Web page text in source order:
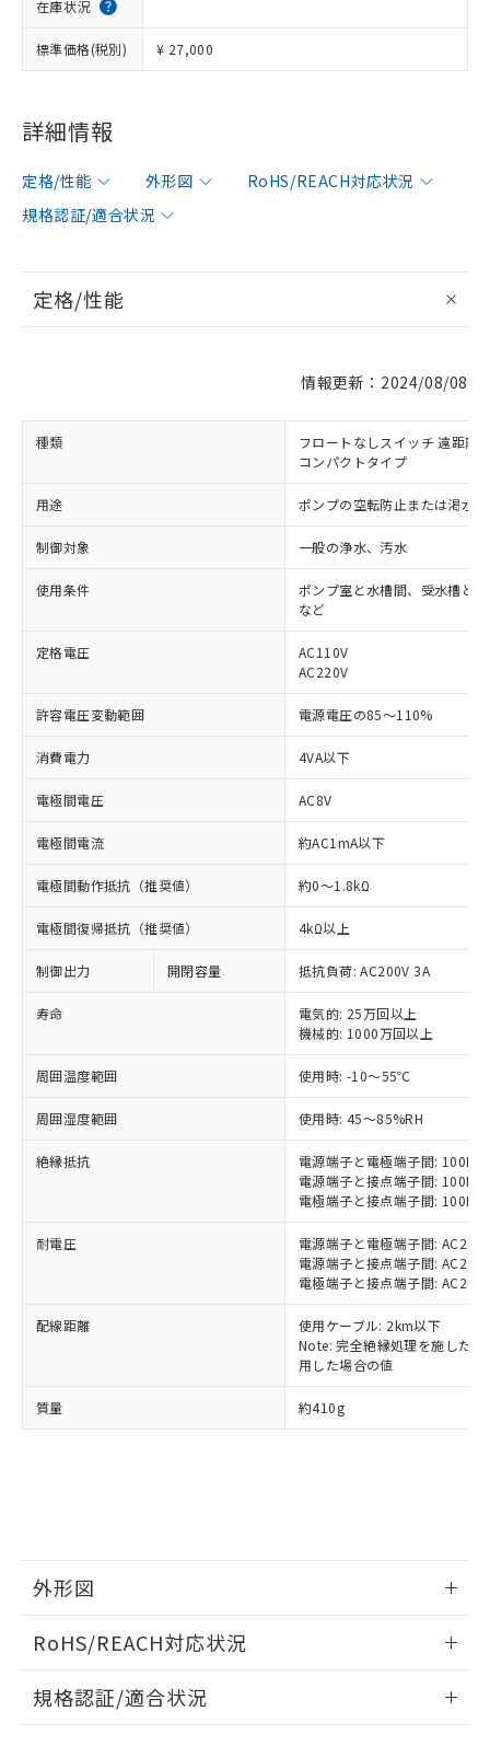
在庫状況
標準価格(税別) ¥ 27,000
詳細情報
定格/性能 外形図
RoHS/REACH対応状況
規格認証/適合状況
定格/性能
情報更新：2024/08/08
種類
フロートなしスイッチ 遠距離
コンパクトタイプ
用途 ポンプの空転防止または渇水
制御対象 一般の浄水、汚水
使用条件
ポンプ室と水槽間、受水槽と
など
定格電圧
AC110V
AC220V
許容電圧変動範囲 電源電圧の85～110%
消費電力 4VA以下
電極間電圧 AC8V
電極間電流 約AC1mA以下
電極間動作抵抗（推奨値） 約0～1.8kΩ
電極間復帰抵抗（推奨値） 4kΩ以上
制御出力 開閉容量 抵抗負荷: AC200V 3A
寿命
電気的: 25万回以上
機械的: 1000万回以上
周囲温度範囲 使用時: -10～55℃
周囲湿度範囲 使用時: 45～85%RH
絶縁抵抗
電源端子と電極端子間:
電源端子と接点端子間:
電極端子と接点端子間:
耐電圧
電源端子と電極端子間:
電源端子と接点端子間:
電極端子と接点端子間:
配線距離
使用ケーブル: 2km以下
Note: 完全絶縁処理を施した
用した場合の値
質量 約410g
外形図
RoHS/REACH対応状況
EU RoHS 注意事項・凡例
規格認証/適合状況
ご利用条件
以下の条件をお読みいただき、同意のうえ
本サービスは、当社制御機器事業取扱
商品の当社在庫状況および標準価格
(税抜)を提供させていただくもので
本サービスの対象外となる商品もある
ことをご了承ください。
在庫状況および標準価格照会結果は、
記載している更新日時点での社内デー
タに基づき作成されるものであり、閲
覧された時点での実際の在庫および標
準価格とは異なる場合があることをご
様のお取引先、またはお客様担当のオ
ムロン制御機器販売店・当社販売員に
オムロン制御機器販売店や当社販売拠
販売ネットワーク
」をご確認
ください。
お客様が当ウェブサイト上で当社にご
登録された部品リストについて、当社
および当社の共同利用者が、当社の製
品・サービスに関するお客様との取
引・商談に必要な範囲で利用すること
対応済み：EU RoHS指令（10物質）の
非含有に対応した製品が提供可能な商品で
対応予定：EU RoHS指令（10物質）の非含
商品です。
対応予定なし：EU RoHS指令（10物質）の
非含有に非対応の商品で、対応品を出す予
定はありません。
調査・確認中：EU RoHS指令（10物質）の
非含有の対応状況を調査中または確認中の
非該当品：ライセンス料など無形物で、有
害物質有無と関係のない商品です。
仕入先様の事情により、非含有部品として
いたものが、含有品と判明した場合などや
鉛(Pb) 1000ppm以下、 水銀(Hg) 1000ppm以下、 カド
六価クロム(Cr(Ⅵ)) 1000ppm以下、ポリ臭化ビフェニル
類(PBB) 1000ppm以下、ポリ臭化ジフェニルエーテル類
(PBDE) 1000ppm以下、フタル酸ビス(2-エチルヘキシ
ル) (DEHP)(別名：DOP) 1000ppm以下、フタル酸ブチ
ルベンジル（BBP） 1000ppm以下、フタル酸ジブチル
（DBP） 1000ppm以下、フタル酸ジイソブチル
但し、RoHS指令で産業用監視および制御機器に対する
フタル酸エステル類の４物質については閾値を超える意
図的な使用がないことを確認しています。
※3 非含有証明書ダウンロード
とができます。
「○」：最大均質材料含有率が中国RoHSの
基準値以下であることを示します。
「×」：最大均質材料含有率が中国RoHSの
基準値を超えていることを示します。
「－」：未確認です。当社販売部門へお問
い合わせください。
Cr(Ⅵ)(六価クロム) : 1000ppm、 PBBs(ポリ臭化ビフェ
ニル類) : 1000ppm、 PBDEs(ポリ臭化ジフェニルエーテ
イソブチル) : 1000ppm、 BBP(フタル酸ブチルベンジ
DEHP(フタル酸ビス(2-エチルヘキシル)) : 1000ppm
※2 環境保護使用期限
及ぼさない年数を意味します。
「－」：未確認です。当社販売部門へお問
い合わせください。
当社は、これら貴社製品のうち、外国
為替および外国貿易法に定める商品
（以下｢規制貨物等」という）を輸出
または国外への提供する場合は、日本
国政府の輸出許可(または役務取引許
可)を取得するなどの必要な手続きを
当社は規制貨物を破棄する場合は、完
いよう必要な手段を講じます。
当社は貴社製品を、核兵器、ミサイ
ル、化学兵器、生物兵器またはその他
武器並びにこれらの製造装置等に一切
使用いたしません。
り引きをいたしません。
合意する
一定数以上の在庫あり
一定数には満たないが在庫あり
在庫なし(最新の在庫状況につ
いては、お客様のお取引先、ま
たはお客様担当のオムロン制御